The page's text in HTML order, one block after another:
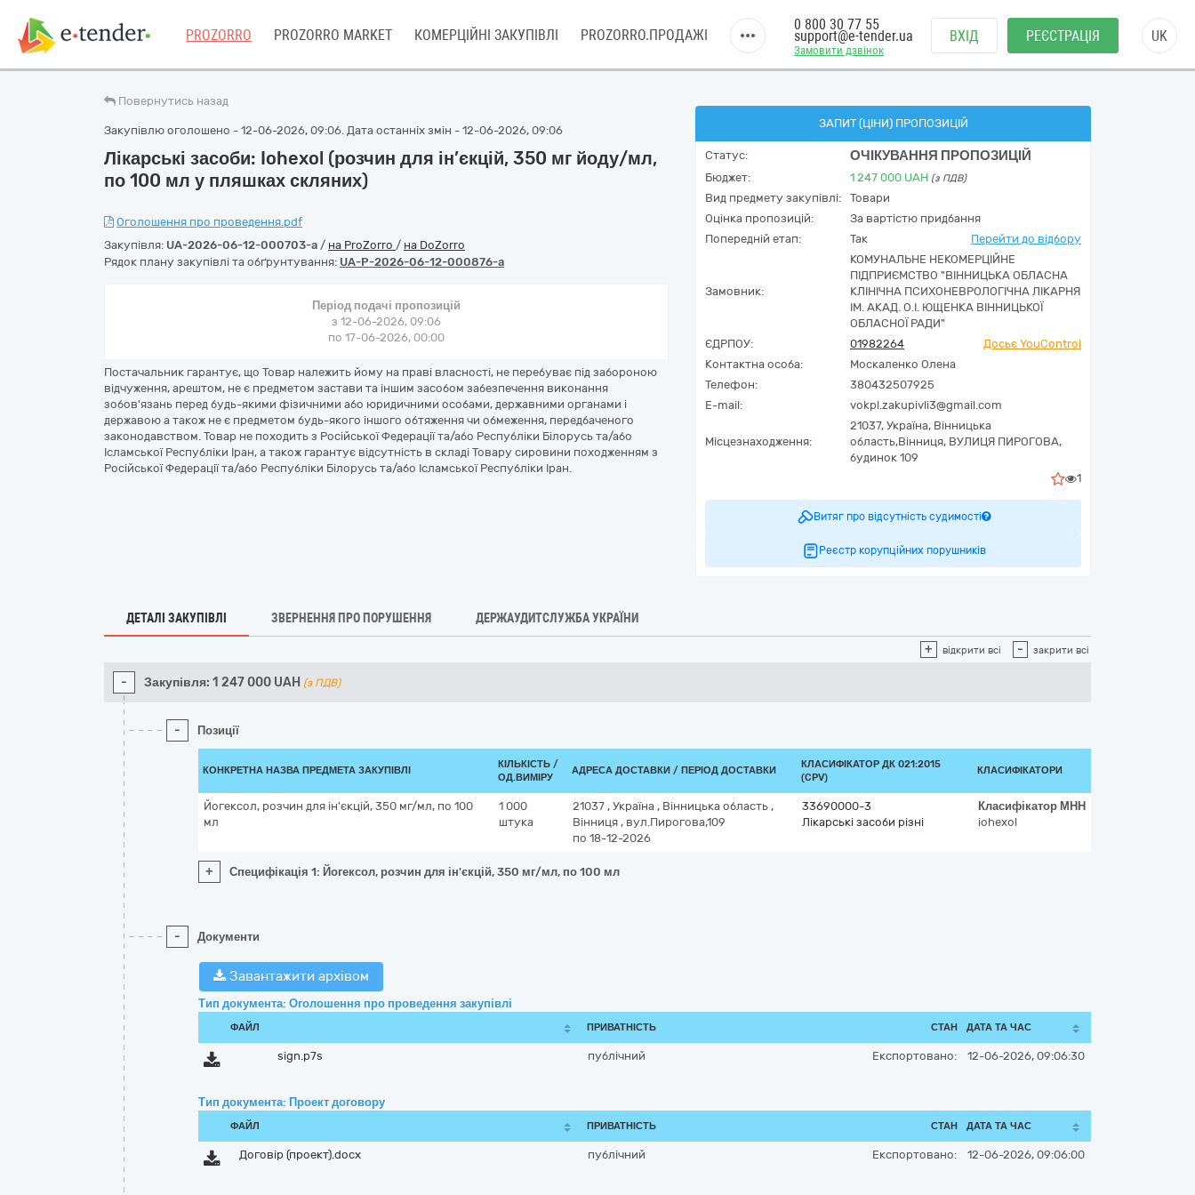
PROZORRO PROZORRO MARKET КОМЕРЦІЙНІ ЗАКУПІВЛІ PROZORRO.ПРОДАЖІ
Замовити дзвінок
0 800 30 77 55
support@e-tender.ua ВХІД РЕЄСТРАЦІЯ UK
Повернутись назад
Закупівлю оголошено - 12-06-2026, 09:06. Дата останніх змін - 12-06-2026, 09:06
Лікарські засоби: Iohexol (розчин для ін’єкцій, 350 мг йоду/мл,
по 100 мл у пляшках скляних)
Оголошення про проведення.pdf
Закупівля: UA-2026-06-12-000703-a / на ProZorro / на DoZorro
Рядок плану закупівлі та обґрунтування: UA-P-2026-06-12-000876-a
Період подачі пропозицій
з 12-06-2026, 09:06
по 17-06-2026, 00:00
Постачальник гарантує, що Товар належить йому на праві власності, не перебуває під забороною
відчуження, арештом, не є предметом застави та іншим засобом забезпечення виконання
зобов'язань перед будь-якими фізичними або юридичними особами, державними органами і
державою а також не є предметом будь-якого іншого обтяження чи обмеження, передбаченого
законодавством. Товар не походить з Російської Федерації та/або Республіки Білорусь та/або
Ісламської Республіки Іран, а також гарантує відсутність в складі Товару сировини походженням з
Російської Федерації та/або Республіки Білорусь та/або Ісламської Республіки Іран.
ЗАПИТ (ЦІНИ) ПРОПОЗИЦІЙ
Статус: ОЧІКУВАННЯ ПРОПОЗИЦІЙ
Бюджет: 1 247 000 UAH (з ПДВ)
Вид предмету закупівлі:
Товари
Оцінка пропозицій:
За вартістю придбання
Попередній етап:
Так Перейти до відбору
Замовник:
КОМУНАЛЬНЕ НЕКОМЕРЦІЙНЕ
ПІДПРИЄМСТВО "ВІННИЦЬКА ОБЛАСНА
КЛІНІЧНА ПСИХОНЕВРОЛОГІЧНА ЛІКАРНЯ
ІМ. АКАД. О.І. ЮЩЕНКА ВІННИЦЬКОЇ
ОБЛАСНОЇ РАДИ"
ЄДРПОУ:
01982264
Досьє YouControl
Контактна особа:
Москаленко Олена
Телефон:
380432507925
E-mail:
vokpl.zakupivli3@gmail.com
Місцезнаходження:
21037, Україна, Вінницька
область,Вінниця, ВУЛИЦЯ ПИРОГОВА,
будинок 109
1
Витяг про відсутність судимості
Реєстр корупційних порушників
ДЕТАЛІ ЗАКУПІВЛІ ЗВЕРНЕННЯ ПРО ПОРУШЕННЯ ДЕРЖАУДИТСЛУЖБА УКРАЇНИ
+ відкрити всі - закрити всі
- Закупівля: 1 247 000 UAH (з ПДВ)
- Позиції
КОНКРЕТНА НАЗВА ПРЕДМЕТА ЗАКУПІВЛІ
КІЛЬКІСТЬ /
ОД.ВИМІРУ
АДРЕСА ДОСТАВКИ / ПЕРІОД ДОСТАВКИ
КЛАСИФІКАТОР ДК 021:2015
(CPV)
КЛАСИФІКАТОРИ
Йогексол, розчин для ін'єкцій, 350 мг/мл, по 100
мл
1 000
штука
21037 , Україна , Вінницька область ,
Вінниця , вул.Пирогова,109
по 18-12-2026
33690000-3
Лікарські засоби різні
Класифікатор МНН
iohexol
+ Специфікація 1: Йогексол, розчин для ін'єкцій, 350 мг/мл, по 100 мл
- Документи
Завантажити архівом
Тип документа: Оголошення про проведення закупівлі
ФАЙЛ ПРИВАТНІСТЬ СТАН ДАТА ТА ЧАС
sign.p7s публічний Експортовано: 12-06-2026, 09:06:30
Тип документа: Проект договору
ФАЙЛ ПРИВАТНІСТЬ СТАН ДАТА ТА ЧАС
Договір (проект).docx публічний Експортовано: 12-06-2026, 09:06:00